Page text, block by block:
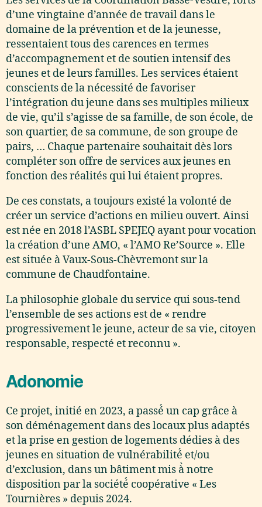
d’une vingtaine d’année de travail dans le
domaine de la prévention et de la jeunesse,
ressentaient tous des carences en termes
d’accompagnement et de soutien intensif des
jeunes et de leurs familles. Les services étaient
conscients de la nécessité de favoriser
l’intégration du jeune dans ses multiples milieux
de vie, qu’il s’agisse de sa famille, de son école, de
son quartier, de sa commune, de son groupe de
pairs, … Chaque partenaire souhaitait dès lors
compléter son offre de services aux jeunes en
fonction des réalités qui lui étaient propres.
De ces constats, a toujours existé la volonté de
créer un service d’actions en milieu ouvert. Ainsi
est née en 2018 l’ASBL SPEJEQ ayant pour vocation
la création d’une AMO, « l’AMO Re’Source ». Elle
est située à Vaux-Sous-Chèvremont sur la
commune de Chaudfontaine.
La philosophie globale du service qui sous-tend
l’ensemble de ses actions est de « rendre
progressivement le jeune, acteur de sa vie, citoyen
responsable, respecté et reconnu ».
Adonomie
Ce projet, initié en 2023, a passé́ un cap grâce à
son déménagement dans des locaux plus adaptés
et la prise en gestion de logements dédies à des
jeunes en situation de vulnérabilité́ et/ou
d’exclusion, dans un bâtiment mis à̀ notre
disposition par la société́ coopérative « Les
Tournières » depuis 2024.